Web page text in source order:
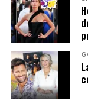
mai o nel
capacità di
senza
necessario
Post Views:
Durante le fasi
turbolenze, gli
fissare i
passeggeri,
distraenti a
come la